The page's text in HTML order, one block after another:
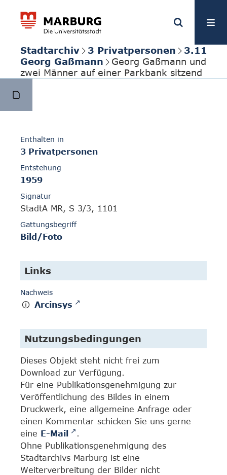
Stadtarchiv 3 Privatpersonen
3.11
Georg Gaßmann
Georg Gaßmann und
zwei Männer auf einer Parkbank sitzend
Enthalten in
3 Privatpersonen
Entstehung
1959
Signatur
StadtA MR, S 3/3, 1101
Gattungsbegriff
Bild/Foto
Links
Nachweis
Arcinsys
Nutzungsbedingungen
Dieses Objekt steht nicht frei zum
Download zur Verfügung.
Für eine Publikationsgenehmigung zur
Veröffentlichung des Bildes in einem
Druckwerk, eine allgemeine Anfrage oder
einen Kommentar schicken Sie uns gerne
eine E-Mail
.
Ohne Publikationsgenehmigung des
Stadtarchivs Marburg ist eine
Weiterverbreitung der Bilder nicht